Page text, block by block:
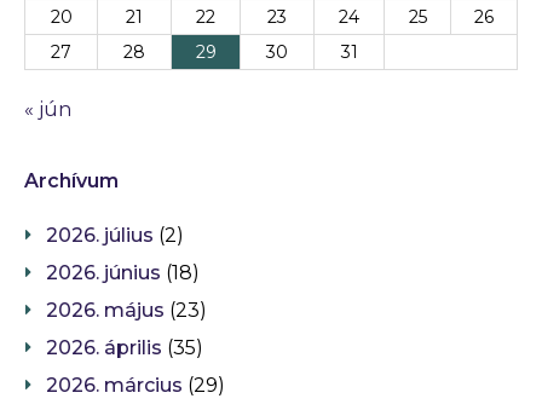
20
21 22 23 24 25
26
27
28 29 30 31
« jún
Archívum
2026. július (2)
2026. június (18)
2026. május (23)
2026. április (35)
2026. március (29)